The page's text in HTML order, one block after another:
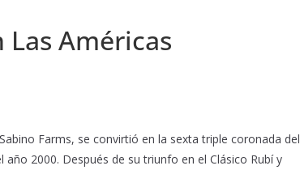
Américas
Farms, se convirtió en la sexta triple coronada del
2000. Después de su triunfo en el Clásico Rubí y